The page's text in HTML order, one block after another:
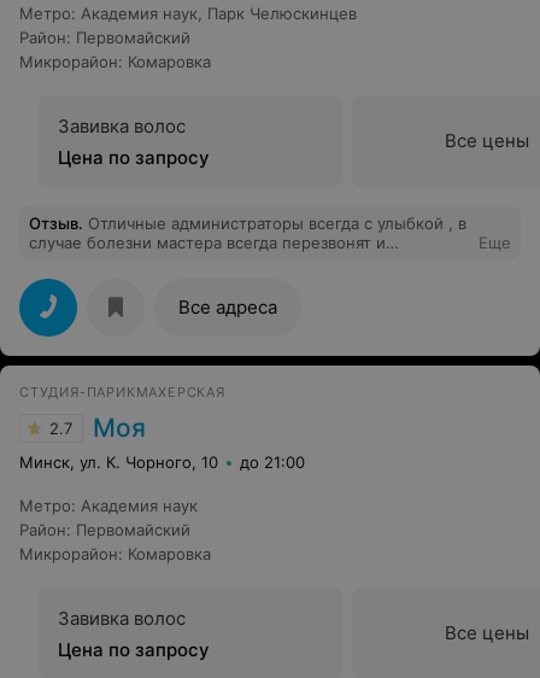
Метро: Академия наук Парк Челюскинцев
Район: Первомайский
Микрорайон: Комаровка
Завивка волос
Цена по запросу
Все цены
Отзыв. Отличные администраторы всегда с улыбкой , в
случае болезни мастера всегда перезвонят и
отличный косметолог Севернева Лариса. Всем
советую.
Еще
Все адреса
СТУДИЯ-ПАРИКМАХЕРСКАЯ
2.7 Моя
Минск, ул. К. Чорного, 10 до 21:00
Метро: Академия наук
Район: Первомайский
Микрорайон: Комаровка
Завивка волос
Цена по запросу
Все цены